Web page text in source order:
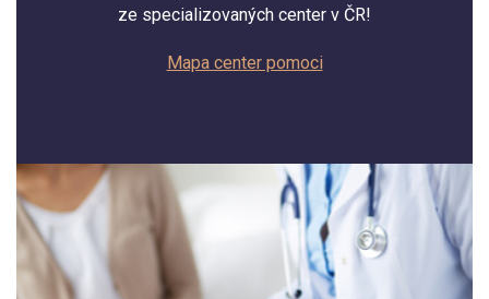
ze specializovaných center v ČR!
Mapa center pomoci